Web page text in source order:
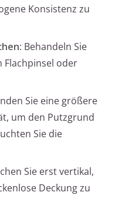
Konsistenz zu
: Behandeln Sie
Flachpinsel oder
Sie eine größere
um den Putzgrund
Sie die
Sie erst vertikal,
Deckung zu